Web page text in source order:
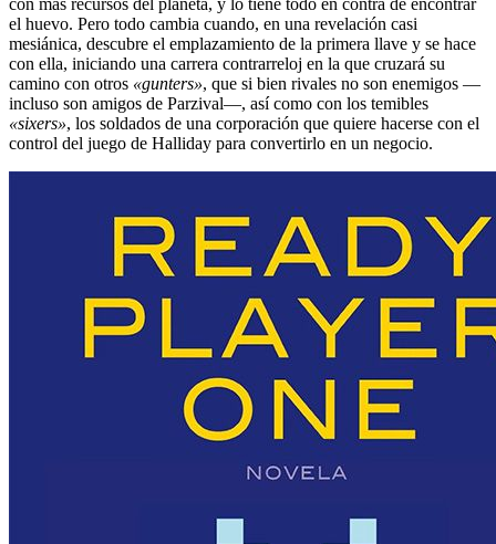
el huevo. Pero todo cambia cuando, en una revelación casi
mesiánica, descubre el emplazamiento de la primera llave y se hace
con ella, iniciando una carrera contrarreloj en la que cruzará su
camino con otros «gunters», que si bien rivales no son enemigos —
incluso son amigos de Parzival—, así como con los temibles
«sixers», los soldados de una corporación que quiere hacerse con el
control del juego de Halliday para convertirlo en un negocio.